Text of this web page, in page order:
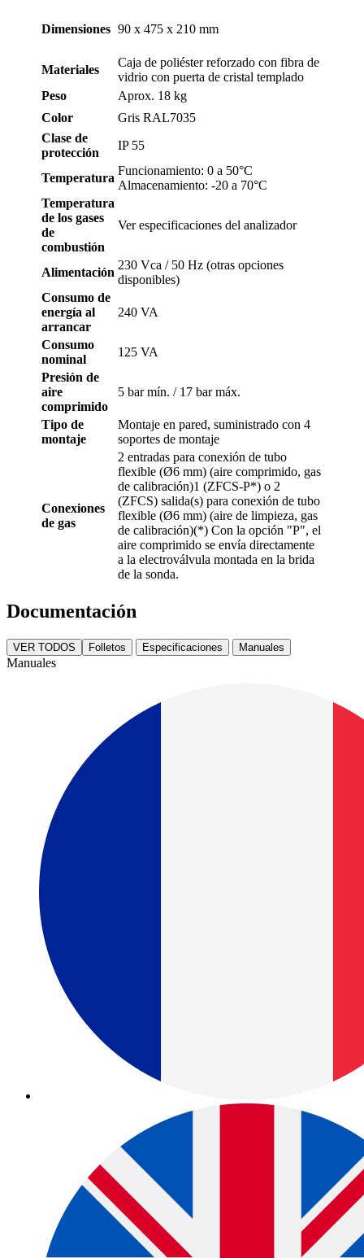
Dimensiones 90 x 475 x 210 mm
Materiales
Caja de poliéster reforzado con fibra de
vidrio con puerta de cristal templado
Peso
Aprox. 18 kg
Color
Gris RAL7035
Clase de
protección
IP 55
Temperatura
Funcionamiento: 0 a 50°C
Almacenamiento: -20 a 70°C
Temperatura
de los gases
de
combustión
Ver especificaciones del analizador
Alimentación
230 Vca / 50 Hz (otras opciones
disponibles)
Consumo de
energía al
arrancar
240 VA
Consumo
nominal
125 VA
Presión de
aire
comprimido
5 bar mín. / 17 bar máx.
Tipo de
montaje
Montaje en pared, suministrado con 4
soportes de montaje
Conexiones
de gas
2 entradas para conexión de tubo
flexible (Ø6 mm) (aire comprimido, gas
de calibración)1 (ZFCS-P*) o 2
(ZFCS) salida(s) para conexión de tubo
flexible (Ø6 mm) (aire de limpieza, gas
de calibración)(*) Con la opción "P", el
aire comprimido se envía directamente
a la electroválvula montada en la brida
de la sonda.
Documentación
VER TODOS Folletos Especificaciones Manuales
Manuales